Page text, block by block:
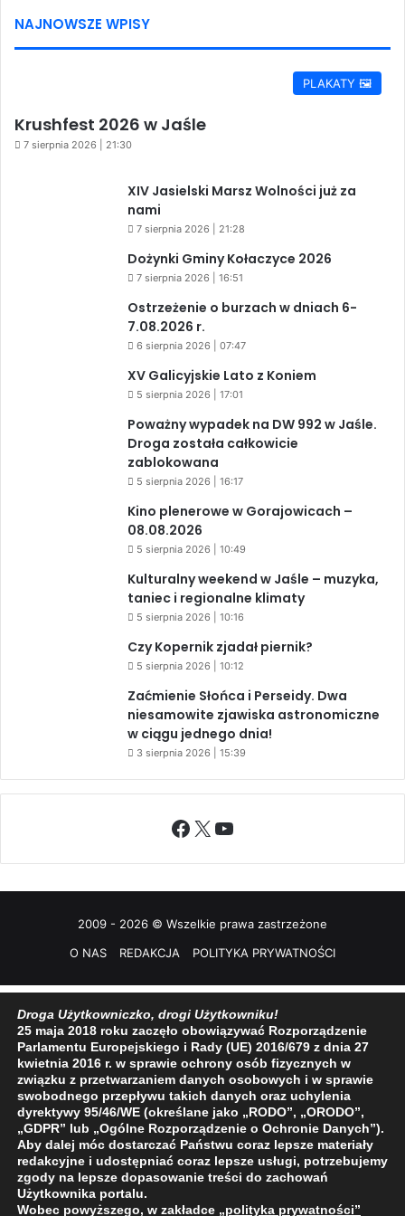
NAJNOWSZE WPISY
PLAKATY 🖼️
Krushfest 2026 w Jaśle
7 sierpnia 2026 | 21:30
XIV Jasielski Marsz Wolności już za
nami
7 sierpnia 2026 | 21:28
Dożynki Gminy Kołaczyce 2026
7 sierpnia 2026 | 16:51
Ostrzeżenie o burzach w dniach 6-
7.08.2026 r.
6 sierpnia 2026 | 07:47
XV Galicyjskie Lato z Koniem
5 sierpnia 2026 | 17:01
Poważny wypadek na DW 992 w Jaśle.
Droga została całkowicie
zablokowana
5 sierpnia 2026 | 16:17
Kino plenerowe w Gorajowicach –
08.08.2026
5 sierpnia 2026 | 10:49
Kulturalny weekend w Jaśle – muzyka,
taniec i regionalne klimaty
5 sierpnia 2026 | 10:16
Czy Kopernik zjadał piernik?
5 sierpnia 2026 | 10:12
Zaćmienie Słońca i Perseidy. Dwa
niesamowite zjawiska astronomiczne
w ciągu jednego dnia!
3 sierpnia 2026 | 15:39
Facebook
X YouTube
2009 - 2026 © Wszelkie prawa zastrzeżone
O NAS
REDAKCJA POLITYKA PRYWATNOŚCI
Droga Użytkowniczko, drogi Użytkowniku!
25 maja 2018 roku zaczęło obowiązywać Rozporządzenie
Parlamentu Europejskiego i Rady (UE) 2016/679 z dnia 27
kwietnia 2016 r. w sprawie ochrony osób fizycznych w
związku z przetwarzaniem danych osobowych i w sprawie
swobodnego przepływu takich danych oraz uchylenia
dyrektywy 95/46/WE (określane jako „RODO”, „ORODO”,
„GDPR” lub „Ogólne Rozporządzenie o Ochronie Danych”).
Aby dalej móc dostarczać Państwu coraz lepsze materiały
redakcyjne i udostępniać coraz lepsze usługi, potrzebujemy
zgody na lepsze dopasowanie treści do zachowań
Użytkownika portalu.
Wobec powyższego, w zakładce „polityka prywatności”